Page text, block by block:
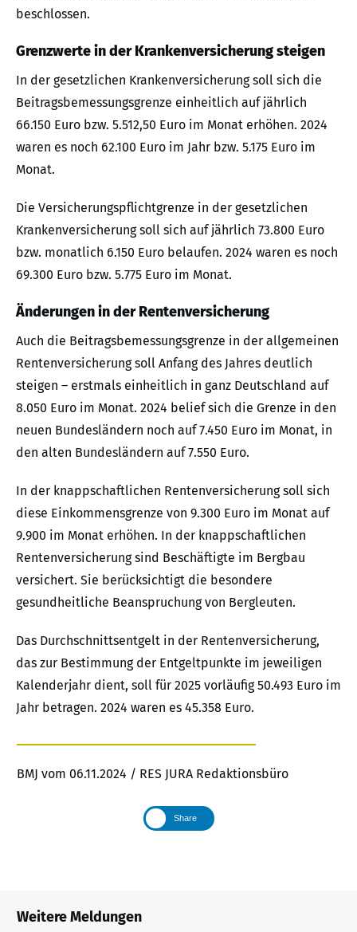
beschlossen.
Grenzwerte in der Krankenversicherung steigen
In der gesetzlichen Krankenversicherung soll sich die
Beitragsbemessungsgrenze einheitlich auf jährlich
66.150 Euro bzw. 5.512,50 Euro im Monat erhöhen. 2024
waren es noch 62.100 Euro im Jahr bzw. 5.175 Euro im
Monat.
Die Versicherungspflichtgrenze in der gesetzlichen
Krankenversicherung soll sich auf jährlich 73.800 Euro
bzw. monatlich 6.150 Euro belaufen. 2024 waren es noch
69.300 Euro bzw. 5.775 Euro im Monat.
Änderungen in der Rentenversicherung
Auch die Beitragsbemessungsgrenze in der allgemeinen
Rentenversicherung soll Anfang des Jahres deutlich
steigen – erstmals einheitlich in ganz Deutschland auf
8.050 Euro im Monat. 2024 belief sich die Grenze in den
neuen Bundesländern noch auf 7.450 Euro im Monat, in
den alten Bundesländern auf 7.550 Euro.
In der knappschaftlichen Rentenversicherung soll sich
diese Einkommensgrenze von 9.300 Euro im Monat auf
9.900 im Monat erhöhen. In der knappschaftlichen
Rentenversicherung sind Beschäftigte im Bergbau
versichert. Sie berücksichtigt die besondere
gesundheitliche Beanspruchung von Bergleuten.
Das Durchschnittsentgelt in der Rentenversicherung,
das zur Bestimmung der Entgeltpunkte im jeweiligen
Kalenderjahr dient, soll für 2025 vorläufig 50.493 Euro im
Jahr betragen. 2024 waren es 45.358 Euro.
BMJ vom 06.11.2024 / RES JURA Redaktionsbüro
Share
Weitere Meldungen